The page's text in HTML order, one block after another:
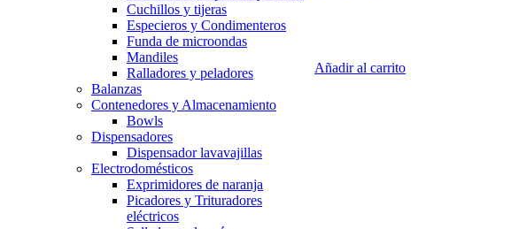
Cuchillos y tijeras
Especieros y Condimenteros
Funda de microondas
Mandiles
Ralladores y peladores
Balanzas
Contenedores y Almacenamiento
Bowls
Dispensadores
Dispensador lavavajillas
Electrodomésticos
Exprimidores de naranja
Picadores y Trituradores
eléctricos
Añadir al carrito